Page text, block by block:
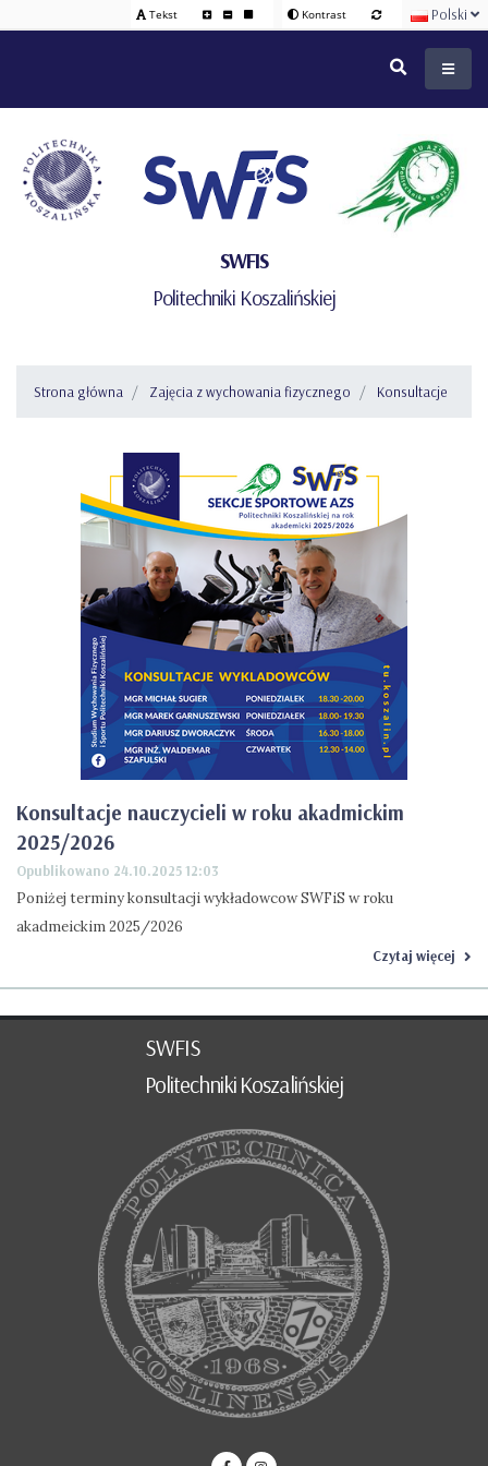
Tekst Kontrast Polski
SWFIS
Politechniki Koszalińskiej
Strona główna Zajęcia z wychowania fizycznego Konsultacje
Konsultacje nauczycieli w roku akadmickim
2025/2026
Opublikowano 24.10.2025 12:03
Poniżej terminy konsultacji wykładowcow SWFiS w roku
akadmeickim 2025/2026
Czytaj więcej
SWFIS
Politechniki Koszalińskiej